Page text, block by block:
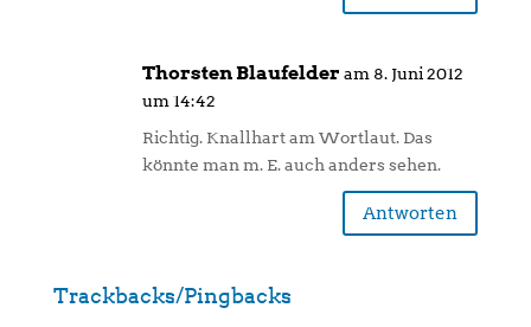
Thorsten Blaufelder am 8. Juni 2012
um 14:42
Richtig. Knallhart am Wortlaut. Das
könnte man m. E. auch anders sehen.
Antworten
Trackbacks/Pingbacks